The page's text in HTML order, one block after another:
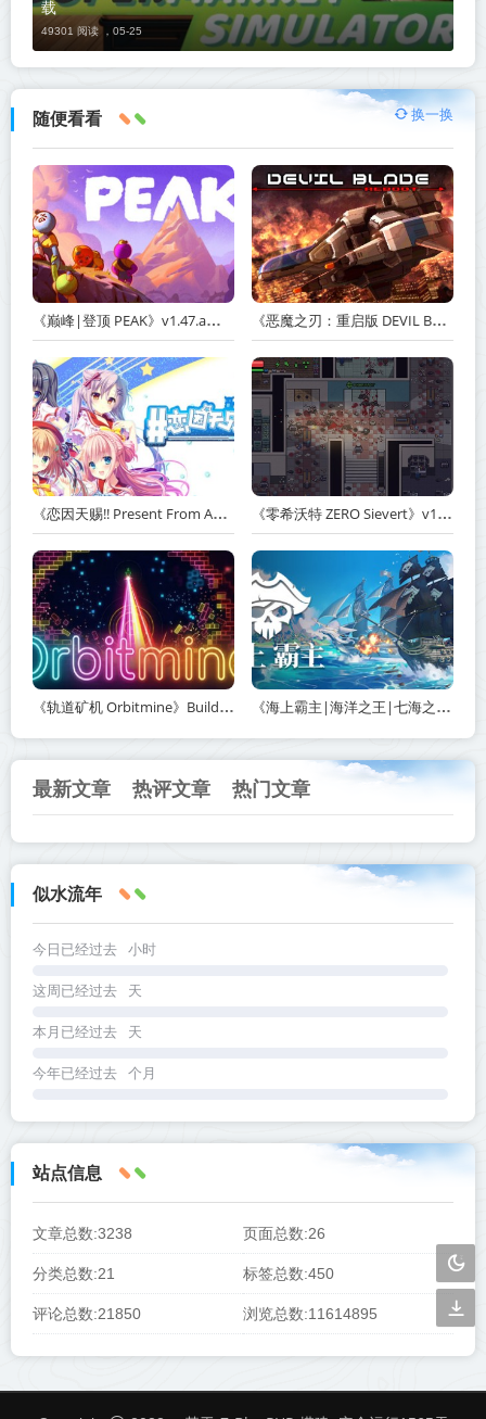
载
49301 阅读 ， 05-25
随便看看 换一换
《巅峰|登顶 PEAK》v1.47.a【单机+联机】丨中文版网盘下载 《恶魔之刃：重启版 DEVIL BLADE REBOOT》v1.2.4-免安装中文版丨中文版网盘下载
《恋因天赐!! Present From Angel Template!! An Angel's Gift》Build.23930554-免安装中文版丨中文版网盘下载 《零希沃特 ZERO Sievert》v1.2.59-免安装中文版丨中文版网盘下载
《轨道矿机 Orbitmine》Build.24135737-免安装中文版丨中文版网盘下载 《海上霸主|海洋之王|七海之王 King of Seas》v1.20-免安装中文版丨中文版网盘下载
最新文章 热评文章 热门文章
似水流年
今日已经过去 小时
这周已经过去 天
本月已经过去 天
今年已经过去 个月
站点信息
文章总数:3238 页面总数:26
分类总数:21 标签总数:450
评论总数:21850 浏览总数:11614895